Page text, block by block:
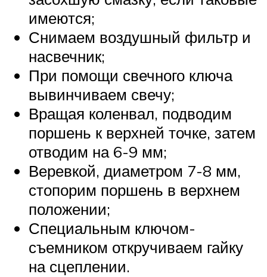
имеются;
Снимаем воздушный фильтр и
насвечник;
При помощи свечного ключа
вывинчиваем свечу;
Вращая коленвал, подводим
поршень к верхней точке, затем
отводим на 6-9 мм;
Веревкой, диаметром 7-8 мм,
стопорим поршень в верхнем
положении;
Специальным ключом-
съемником откручиваем гайку
на сцеплении.